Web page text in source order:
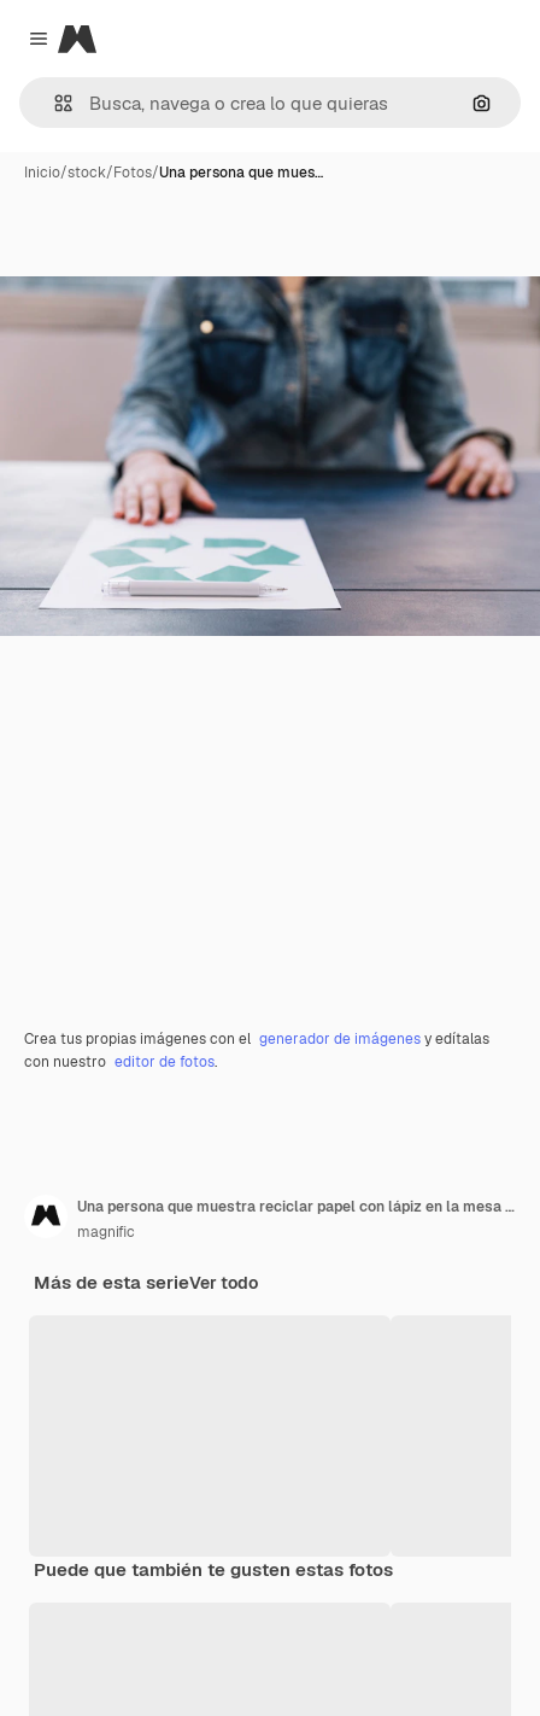
Close menu
Magnific
Inicio/stock/Fotos/Una persona que mues…
Crea tus propias imágenes con el generador de imágenesy edítalas
con nuestro editor de fotos.
Una persona que muestra reciclar papel con lápiz en la mesa de madera
magnific
Más de esta serieVer todo
Puede que también te gusten estas fotos